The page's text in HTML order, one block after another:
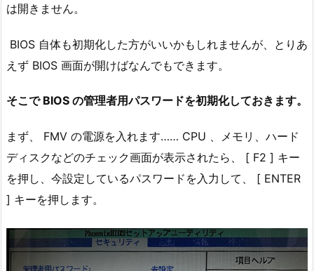
は開きません。
BIOS 自体も初期化した方がいいかもしれませんが、とりあ
えず BIOS 画面が開けばなんでもできます。
そこで BIOS の管理者用パスワードを初期化しておきます。
まず、 FMV の電源を入れます…… CPU 、メモリ、ハード
ディスクなどのチェック画面が表示されたら、 [ F2 ] キー
を押し、今設定しているパスワードを入力して、 [ ENTER
] キーを押します。